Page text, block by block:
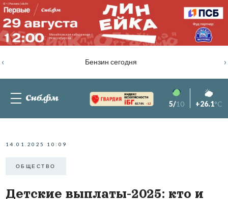
Бензин сегодня
‹ ›
82.76% -1.2 5/10 +26.1°C
14.01.2025 10:09
ОБЩЕСТВО
Детские выплаты-2025: кто и